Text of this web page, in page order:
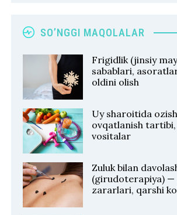
SO’NGGI MAQOLALAR
Frigidlik (jinsiy
sabablari,
oldini olish
Uy sharoitida
ovqatlanish
vositalar
Zuluk bilan
(girudoterapiya) —
zararlari, qarshi